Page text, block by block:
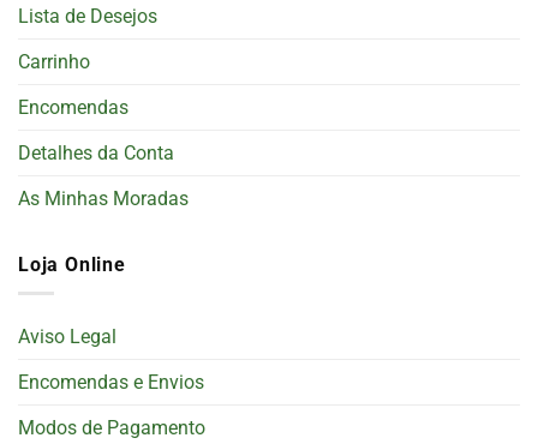
Lista de Desejos
Carrinho
Encomendas
Detalhes da Conta
As Minhas Moradas
Loja Online
Aviso Legal
Encomendas e Envios
Modos de Pagamento